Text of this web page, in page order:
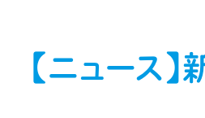
【ニュース